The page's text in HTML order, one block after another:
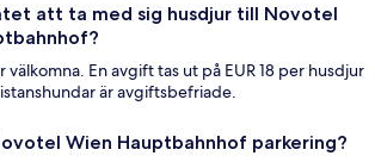
att ta med sig husdjur till Novotel
välkomna. En avgift tas ut på EUR 18 per husdjur
är avgiftsbefriade.
Wien Hauptbahnhof parkering?